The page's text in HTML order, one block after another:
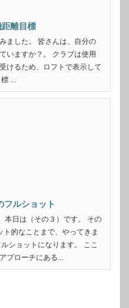
距離目標
ました。 皆さんは、自分の
いますか？。 クラブは使用
けるため、ロフトで表示して
...
フルショット
本日は（その３）です。 その
的なことまで、やってきま
ショットになります。 ここ
プローチにある...